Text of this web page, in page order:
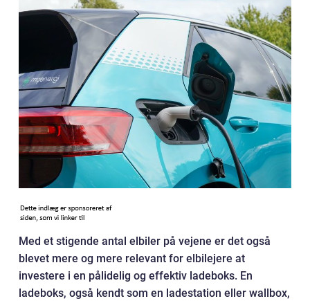
Med et stigende antal elbiler på vejene er det også
blevet mere og mere relevant for elbilejere at
investere i en pålidelig og effektiv ladeboks. En
ladeboks, også kendt som en ladestation eller wallbox,